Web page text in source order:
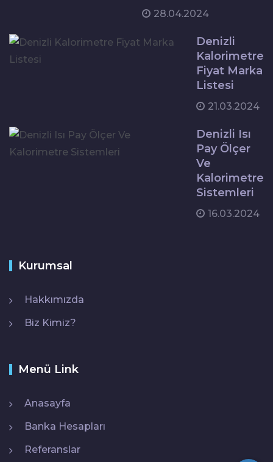
28.04.2024
Denizli
Kalorimetre
Fiyat Marka
Listesi
21.03.2024
Denizli Isı
Pay Ölçer
Ve
Kalorimetre
Sistemleri
16.03.2024
Kurumsal
Hakkımızda
Biz Kimiz?
Menü Link
Anasayfa
Banka Hesapları
Referanslar